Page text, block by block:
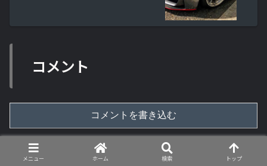
コメント
コメントを書き込む
ホーム ABARTH
メニュー ホーム 検索 トップ